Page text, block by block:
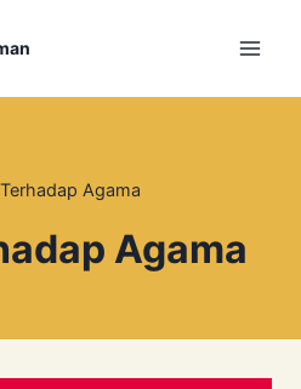
Agama
Agama